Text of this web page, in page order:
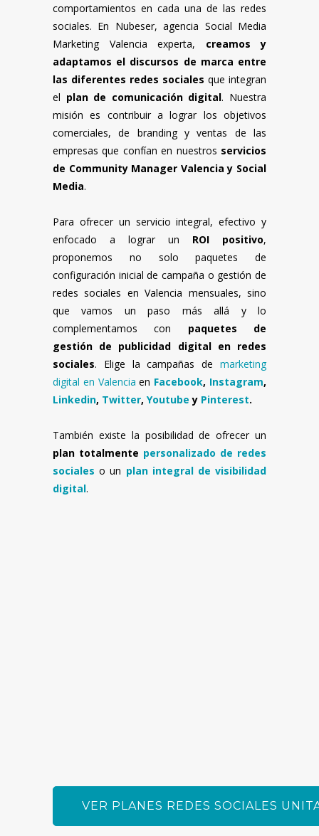
comportamientos en cada una de las redes
sociales. En Nubeser, agencia Social Media
Marketing Valencia experta, creamos y
adaptamos el discursos de marca entre
las diferentes redes sociales que integran
el plan de comunicación digital. Nuestra
misión es contribuir a lograr los objetivos
comerciales, de branding y ventas de las
empresas que confían en nuestros servicios
de Community Manager Valencia y Social
Media.
Para ofrecer un servicio integral, efectivo y
enfocado a lograr un ROI positivo,
proponemos no solo paquetes de
configuración inicial de campaña o gestión de
redes sociales en Valencia mensuales, sino
que vamos un paso más allá y lo
complementamos con paquetes de
gestión de publicidad digital en redes
sociales. Elige la campañas de marketing
digital en Valencia en Facebook, Instagram,
Linkedin, Twitter, Youtube y Pinterest.
También existe la posibilidad de ofrecer un
plan totalmente personalizado de redes
sociales o un plan integral de visibilidad
digital.
VER PLANES REDES SOCIALES